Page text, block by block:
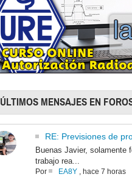
ÚLTIMOS MENSAJES EN
RE: Previsiones de
Buenas Javier, solamente
trabajo rea...
Por EA8Y, hace 7 horas